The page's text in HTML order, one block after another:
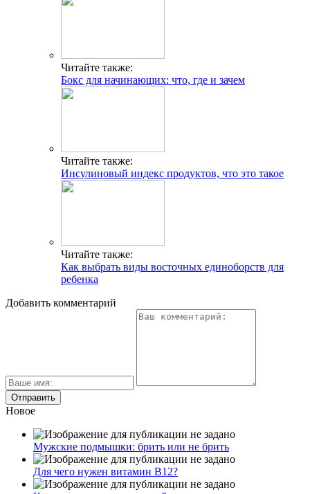
Читайте также:
Бокс для начинающих: что, где и зачем
Читайте также:
Инсулиновый индекс продуктов, что это такое
Читайте также:
Как выбрать виды восточных единоборств для
ребенка
Добавить комментарий
Новое
Мужские подмышки: брить или не брить
Для чего нужен витамин В12?